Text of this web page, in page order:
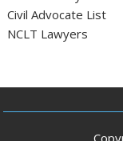
Civil Advocate List
NCLT Lawyers